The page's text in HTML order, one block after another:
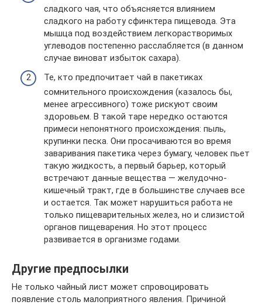
сладкого чая, что объясняется влиянием
сладкого на работу сфинктера пищевода. Эта
мышца под воздействием легкорастворимых
углеводов постепенно расслабляется (в данном
случае виноват избыток сахара).
Те, кто предпочитает чай в пакетиках
сомнительного происхождения (казалось бы,
менее агрессивного) тоже рискуют своим
здоровьем. В такой таре нередко остаются
примеси непонятного происхождения: пыль,
крупинки песка. Они просачиваются во время
заваривания пакетика через бумагу, человек пьет
такую жидкость, а первый барьер, который
встречают данные вещества — желудочно-
кишечный тракт, где в большинстве случаев все
и остается. Так может нарушиться работа не
только пищеварительных желез, но и слизистой
органов пищеварения. Но этот процесс
развивается в организме годами.
Другие предпосылки
Не только чайный лист может спровоцировать
появление столь малоприятного явления. Причиной